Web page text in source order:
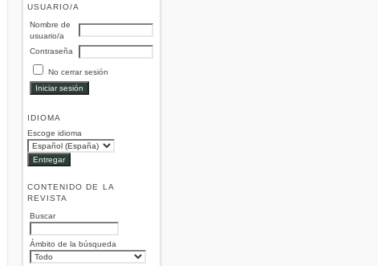
USUARIO/A
Nombre de
usuario/a
Contraseña
No cerrar sesión
IDIOMA
Escoge idioma
CONTENIDO DE LA
REVISTA
Buscar
Ámbito de la búsqueda